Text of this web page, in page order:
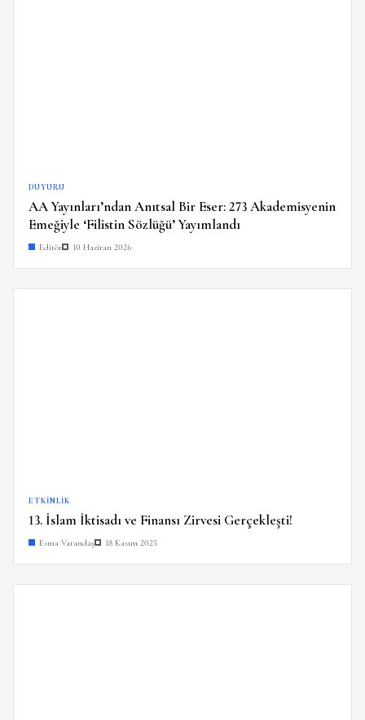
DUYURU
AA Yayınları’ndan Anıtsal Bir Eser: 273 Akademisyenin
Emeğiyle ‘Filistin Sözlüğü’ Yayımlandı
Editör 10 Haziran 2026
ETKINLIK
13. İslam İktisadı ve Finansı Zirvesi Gerçekleşti!
Esma Vatandaş 18 Kasım 2025